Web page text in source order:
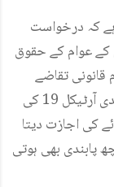
کہ درخواست
کے عوام کے حقوق
قانونی تقاضے
پورے کیے گئے تھے۔ پاکستان میں ایکس پر پابندی آرٹیکل 19 کی
آزادی اظہار رائے کی اجازت دیتا
پابندی بھی ہوتی